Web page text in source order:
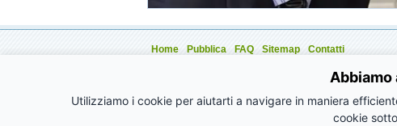
Home Pubblica FAQ Sitemap Contatti
Abbiamo
Utilizziamo i cookie per aiutarti a navigare in maniera
cookie